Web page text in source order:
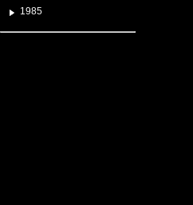
1985